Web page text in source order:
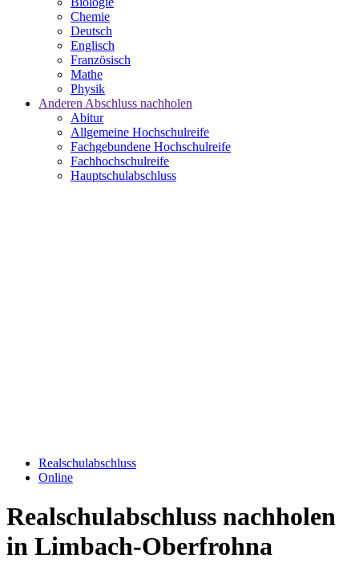
Chemie
Deutsch
Englisch
Französisch
Mathe
Physik
Anderen Abschluss nachholen
Abitur
Allgemeine Hochschulreife
Fachgebundene Hochschulreife
Fachhochschulreife
Hauptschulabschluss
Realschulabschluss
Online
Realschulabschluss nachholen
in Limbach-Oberfrohna